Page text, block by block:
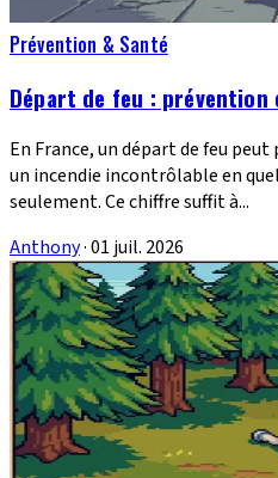
Prévention & Santé
Départ de feu :
En France, un départ de feu
un incendie incontrôlable en
seulement. Ce chiffre suffit à...
Anthony·01 juil. 2026